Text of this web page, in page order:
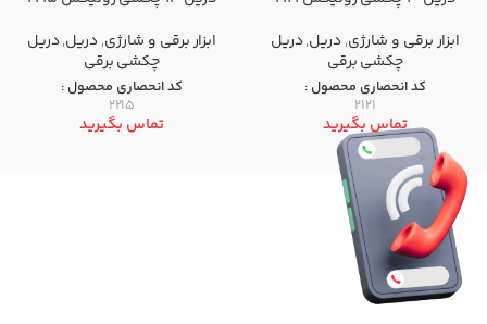
ابزار برقی و شارژی,دریل,دریل
چکشی برقی
کد انحصاری محصول :
2121
تماس بگیرید
ابزار برقی و شارژی,دریل,دریل
چکشی برقی
کد انحصاری محصول :
2215
تماس بگیرید